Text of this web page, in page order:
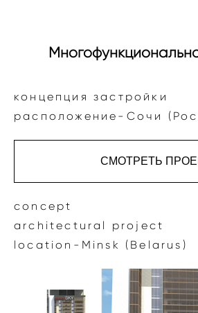
концепция застройки
расположение-Сочи
СМОТРЕТЬ
concept
architectural project
location-Minsk (Belarus)